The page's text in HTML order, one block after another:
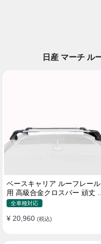
日産 マーチ ル
ベースキャリア ルーフレール
用 高級合金クロスバー 頑丈 ロ
ック付き ベースラックセット
全車種対応
¥ 20,960 (税込)